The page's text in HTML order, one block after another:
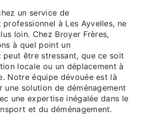
un service de
professionnel à Les Ayvelles, ne
loin. Chez Broyer Frères,
à quel point un
peut être stressant, que ce soit
locale ou un déplacement à
Notre équipe dévouée est là
solution de déménagement
une expertise inégalée dans le
et du déménagement.